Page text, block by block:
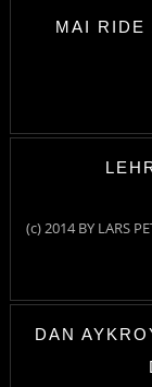
MAI RIDE
(c) 2014 BY LARS
DAN